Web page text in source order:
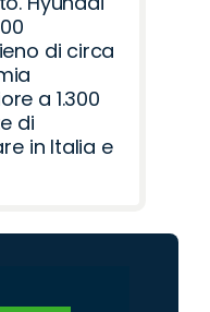
di circa
a 1.300
di
in Italia e